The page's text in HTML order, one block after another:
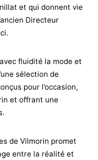
et qui donnent vie
Directeur
fluidité la mode et
sélection de
pour l’occasion,
et offrant une
de Vilmorin promet
entre la réalité et